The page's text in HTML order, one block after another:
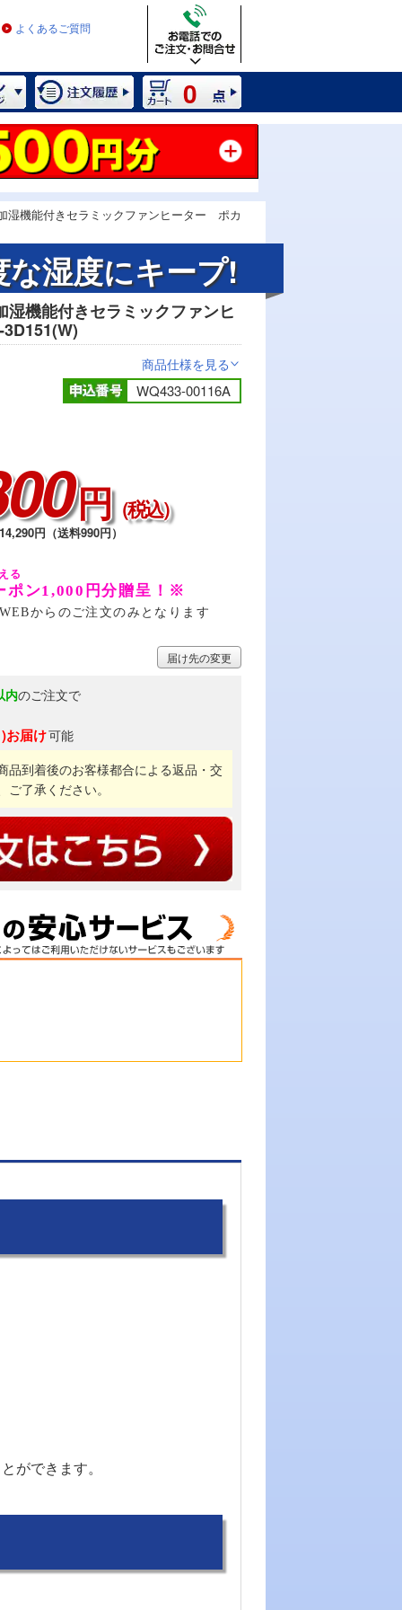
よくあるご質問
0
機能付きセラミックファンヒーター ポカ
湿度にキープ!
機能付きセラミックファンヒ
商品仕様を見る>
WQ433-00116A
円 （税込）
円（送料990円）
ポン1,000円分贈呈！※
からのご注文のみとなります
内のご注文で
お届け可能
届け先の変更
品到着後のお客様都合による返品・交
了承ください。
ができます。